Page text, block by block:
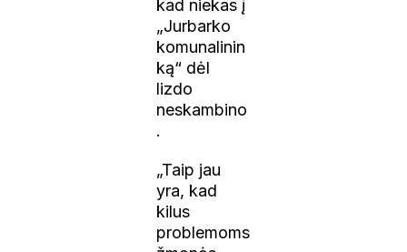
kad niekas į
„Jurbarko
komunalinin
ką“ dėl
lizdo
neskambino
.
„Taip jau
yra, kad
kilus
problemoms